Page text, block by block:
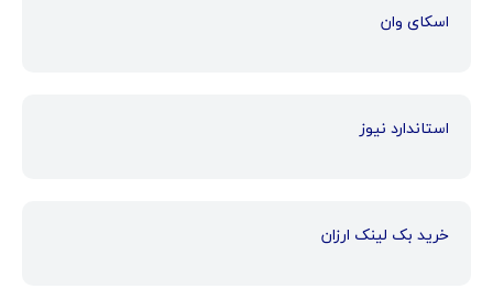
اسکای وان
استاندارد نیوز
خرید بک لینک ارزان